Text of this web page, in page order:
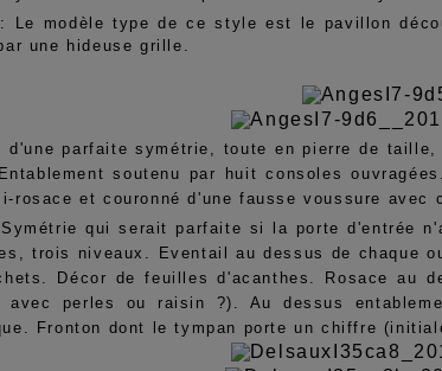
: Le modèle type de ce style est le pavillon
une hideuse grille.
d'une parfaite symétrie, toute en pierre de
soutenu par huit consoles
rosace et couronné d'une fausse voussure avec
qui serait parfaite si la porte d'entrée
trois niveaux. Eventail au dessus de chaque
Décor de feuilles d'acanthes. Rosace au
avec perles ou raisin ?). Au dessus
Fronton dont le tympan porte un chiffre